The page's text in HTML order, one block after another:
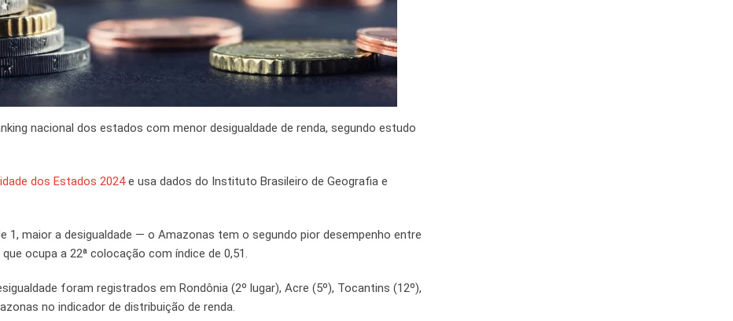
nacional dos estados com menor desigualdade de renda, segundo estudo
dos Estados 2024e usa dados do Instituto Brasileiro de Geografia e
1, maior a desigualdade — o Amazonas tem o segundo pior desempenho entre
ocupa a 22ª colocação com índice de 0,51.
foram registrados em Rondônia (2º lugar), Acre (5º), Tocantins (12º),
no indicador de distribuição de renda.